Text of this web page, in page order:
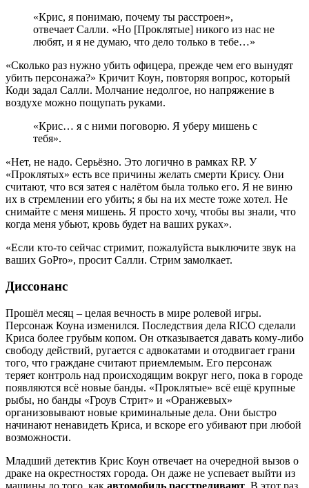
«Крис, я понимаю, почему ты расстроен»,
отвечает Салли. «Но [Проклятые] никого из нас не
любят, и я не думаю, что дело только в тебе…»
«Сколько раз нужно убить офицера, прежде чем его вынудят
убить персонажа?» Кричит Коун, повторяя вопрос, который
Коди задал Салли. Молчание недолгое, но напряжение в
воздухе можно пощупать руками.
«Крис… я с ними поговорю. Я уберу мишень с
тебя».
«Нет, не надо. Серьёзно. Это логично в рамках RP. У
«Проклятых» есть все причины желать смерти Крису. Они
считают, что вся затея с налётом была только его. Я не виню
их в стремлении его убить; я бы на их месте тоже хотел. Не
снимайте с меня мишень. Я просто хочу, чтобы вы знали, что
когда меня убьют, кровь будет на ваших руках».
«Если кто-то сейчас стримит, пожалуйста выключите звук на
ваших GoPro», просит Салли. Стрим замолкает.
Диссонанс
Прошёл месяц – целая вечность в мире ролевой игры.
Персонаж Коуна изменился. Последствия дела RICO сделали
Криса более грубым копом. Он отказывается давать кому-либо
свободу действий, ругается с адвокатами и отодвигает грани
того, что граждане считают приемлемым. Его персонаж
теряет контроль над происходящим вокруг него, пока в городе
появляются всё новые банды. «Проклятые» всё ещё крупные
рыбы, но банды «Гроув Стрит» и «Оранжевых»
организовывают новые криминальные дела. Они быстро
начинают ненавидеть Криса, и вскоре его убивают при любой
возможности.
Младший детектив Крис Коун отвечает на очередной вызов о
драке на окрестностях города. Он даже не успевает выйти из
машины до того, как автомобиль расстреливают. В этот раз